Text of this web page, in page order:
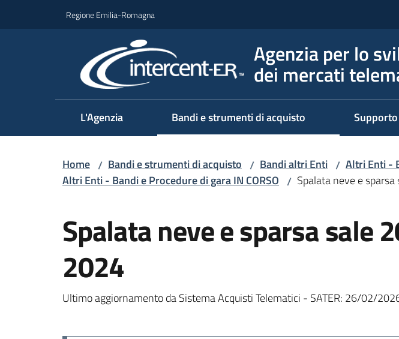
Regione Emilia-Romagna
Agenzia per lo
dei mercati
L'Agenzia Bandi e strumenti di acquisto Supporto
Home / Bandi e strumenti di acquisto / Bandi altri Enti / Altri Enti -
Altri Enti - Bandi e Procedure di gara IN CORSO / Spalata neve e
Spalata neve e sparsa sale
2024
Ultimo aggiornamento da Sistema Acquisti Telematici - SATER: 26/02/